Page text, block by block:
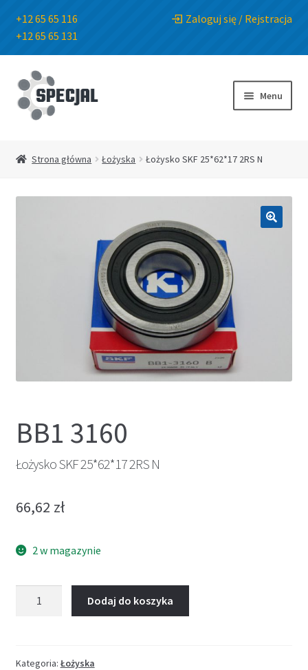
+12 65 65 116
+12 65 65 131
Zaloguj się / Rejstracja
Przejdź
do
nawigacji
Przejdź
do
treści
Menu
Strona główna Łożyska Łożysko SKF 25*62*17 2RS N
BB1 3160
Łożysko SKF 25*62*17 2RS N
66,62 zł
2 w magazynie
2RS
Dodaj do koszyka
Kategoria: Łożyska